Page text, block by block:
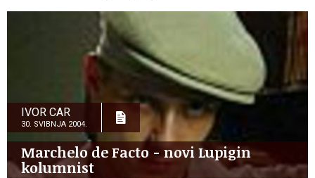
IVOR CAR
30. SVIBNJA 2004.
Marchelo de Facto - novi Lupigin
kolumnist